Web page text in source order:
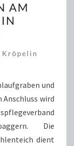
AM
Kröpelin
und
wird
Die
dient